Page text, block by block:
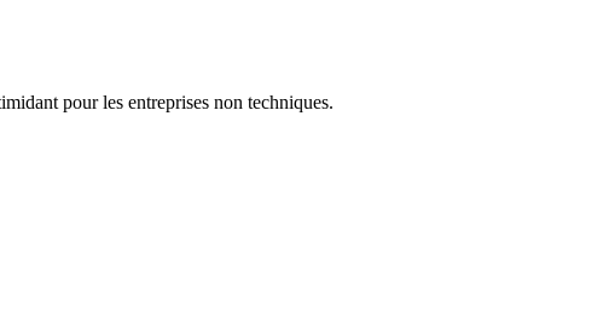
pour les entreprises non techniques.